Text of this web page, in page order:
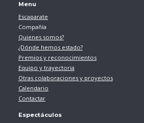
Menu
Escaparate
Compañía
Quienes somos?
¿Dónde hemos estado?
Premios y reconocimientos
Equipo y trayectoria
Otras colaboraciones y proyectos
Calendario
Contactar
Espectáculos